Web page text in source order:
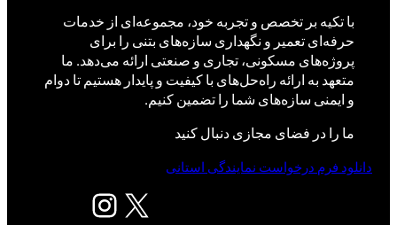
با تکیه بر تخصص و تجربه خود، مجموعه‌ای از خدمات
حرفه‌ای تعمیر و نگهداری سازه‌های بتنی را برای
پروژه‌های مسکونی، تجاری و صنعتی ارائه می‌دهد. ما
متعهد به ارائه راه‌حل‌های با کیفیت و پایدار هستیم تا دوام
و ایمنی سازه‌های شما را تضمین کنیم.
ما را در فضای مجازی دنبال کنید
X اینستاگرم
دانلود فرم درخواست نمایندگی استانی